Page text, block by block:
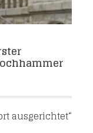
ausgerichtet“